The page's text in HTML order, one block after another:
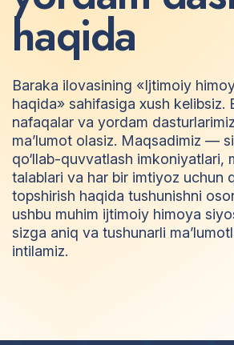
haqida
Baraka ilovasining «Ijtimoiy
haqida» sahifasiga xush kelibsiz.
nafaqalar va yordam
ma’lumot olasiz. Maqsadimiz —
qo‘llab-quvvatlash imkoniyatlari,
talablari va har bir imtiyoz uchun
topshirish haqida tushunishni
ushbu muhim ijtimoiy himoya
sizga aniq va tushunarli
intilamiz.